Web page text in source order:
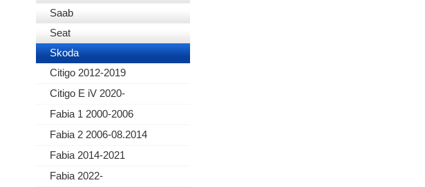
Saab
Seat
Skoda
Citigo 2012-2019
Citigo E iV 2020-
Fabia 1 2000-2006
Fabia 2 2006-08.2014
Fabia 2014-2021
Fabia 2022-